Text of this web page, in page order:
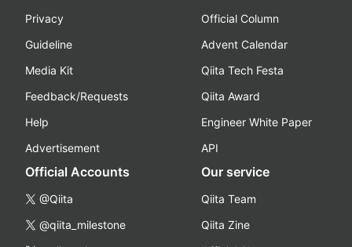
Privacy
Guideline
Media Kit
Feedback/Requests
Help
Advertisement
Official Column
Advent Calendar
Qiita Tech Festa
Qiita Award
Engineer White Paper
API
Official Accounts
@Qiita
@qiita_milestone
Our service
Qiita Team
Qiita Zine